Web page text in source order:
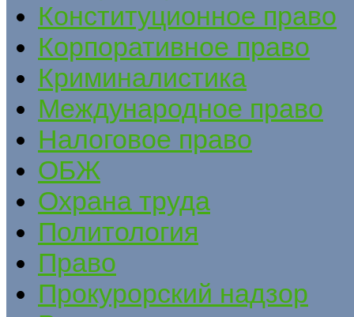
Конституционное право
Корпоративное право
Криминалистика
Международное право
Налоговое право
ОБЖ
Охрана труда
Политология
Право
Прокурорский надзор